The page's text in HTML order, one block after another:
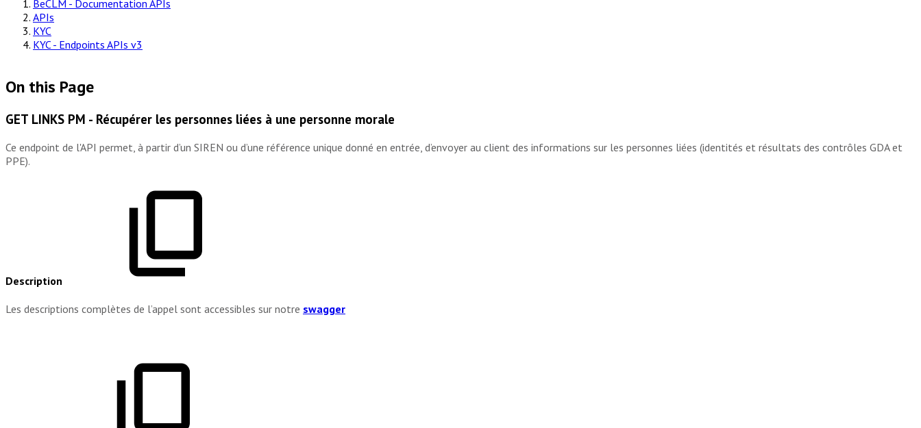
BeCLM - Documentation APIs
APIs
KYC
KYC - Endpoints APIs v3
On this Page
GET LINKS PM - Récupérer les personnes liées à une personne morale
Ce endpoint de l'API permet, à partir d’un SIREN ou d’une référence unique donné en entrée, d’envoyer au client des informations sur les personnes liées (identités et résultats des contrôles GDA et
PPE).
Description
Les descriptions complètes de l’appel sont accessibles sur notre swagger